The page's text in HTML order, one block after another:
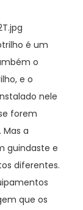
é um
o
e o
nele
forem
a
guindaste e
diferentes.
que os